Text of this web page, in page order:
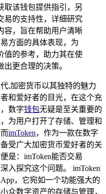
取该钱包提供指引，另
易的支持性，详细研究
容，旨在帮助用户清晰
方面的具体表现，为
值的参考，助力其在使
更合理的决策。
,加密货币以其独特的魅力
和爱好者的目光，在这个充
数字钱包无疑是至关重要的
为用户打开了存储、管理和
imToken，作为一款在数字
受广大加密货币爱好者的关
是：imToken能否交易
入探究这个问题。 imToken
，它宛如一个功能强大的
众数字资产的存储与管理，